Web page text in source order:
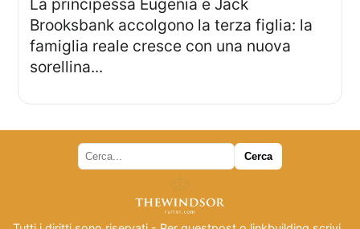
Brooksbank accolgono la terza figlia: la
famiglia reale cresce con una nuova
sorellina...